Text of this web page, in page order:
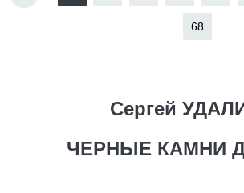
68
Сергей
ЧЕРНЫЕ КАМНИ